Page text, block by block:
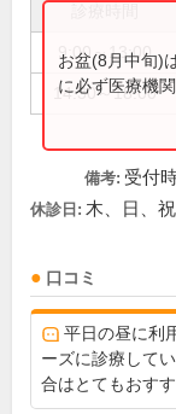
9:00～13:00
14:30～18:00
お盆(8月中旬)
に必ず医療機
備考: 受付
休診日: 木、日、祝
口コミ
平日の昼に利
ーズに診療して
合はとてもおすす